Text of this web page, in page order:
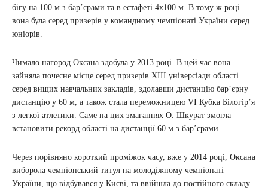
бігу на 100 м з бар’єрами та в естафеті 4х100 м. В тому ж році
вона була серед призерів у командному чемпіонаті України серед
юніорів.
Чимало нагород Оксана здобула у 2013 році. В цей час вона
зайняла почесне місце серед призерів XIII універсіади області
серед вищих навчальних закладів, здолавши дистанцію бар’єрну
дистанцію у 60 м, а також стала переможницею VI Кубка Білогір’я
з легкої атлетики. Саме на цих змаганнях О. Шкурат змогла
встановити рекорд області на дистанції 60 м з бар’єрами.
Через порівняно короткий проміжок часу, вже у 2014 році, Оксана
виборола чемпіонський титул на молодіжному чемпіонаті
України, що відбувався у Києві, та ввійшла до постійного складу